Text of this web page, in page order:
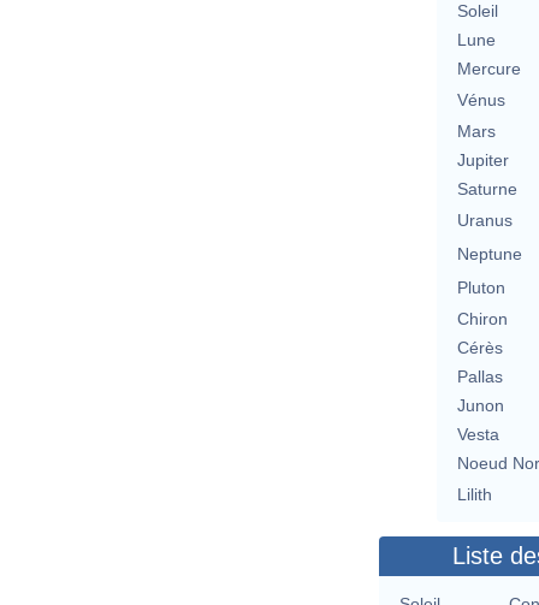
Soleil
Lune
Mercure
Vénus
Mars
Jupiter
Saturne
Uranus
Neptune
Pluton
Chiron
Cérès
Pallas
Junon
Vesta
Noeud
Lilith
Liste